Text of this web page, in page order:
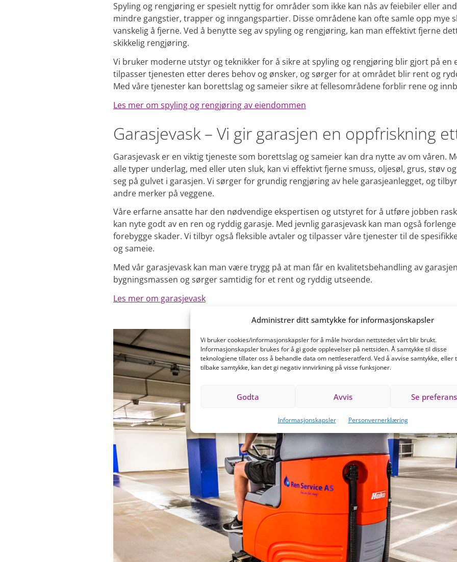
Administrer ditt samtykke for informasjonskapsler
Vi bruker cookies/informasjonskapsler for å måle hvordan nettstedet vårt blir brukt.
Informasjonskapsler brukes for å gi gode opplevelser på nettsiden. Å samtykke til disse
teknologiene tillater oss å behandle data om nettleseratferd. Ved å avvise samtykke, eller
tilbake samtykke, kan det gi negativ innvirkning på visse funksjoner.
Godta Avvis Se
Informasjonskapsler Personvernerklæring
Spyling og rengjøring er spesielt nyttig for områder som ikke kan nås av feiebiler eller
mindre gangstier, trapper og inngangspartier. Disse områdene kan ofte samle opp mye
vanskelig å fjerne. Ved å benytte seg av spyling og rengjøring, kan man effektivt fjerne
skikkelig rengjøring.
Vi bruker moderne utstyr og teknikker for å sikre at spyling og rengjøring blir gjort på en
tilpasser tjenesten etter deres behov og ønsker, og sørger for at området blir rent og
Med våre tjenester kan borettslag og sameier sikre at fellesområdene forblir rene og
Les mer om spyling og rengjøring av eiendommen
Garasjevask – Vi gir garasjen en oppfriskning
Garasjevask er en viktig tjeneste som borettslag og sameier kan dra nytte av om våren.
alle typer underlag, med eller uten sluk, kan vi effektivt fjerne smuss, oljesøl, grus, støv
seg på gulvet i garasjen. Vi sørger for grundig rengjøring av hele garasjeanlegget, og
andre merker på veggene.
Våre erfarne ansatte har den nødvendige ekspertisen og utstyret for å utføre jobben
kan nyte godt av en ren og ryddig garasje. Med jevnlig garasjevask kan man også
forebygge skader. Vi tilbyr også fleksible avtaler og tilpasser våre tjenester til de
og sameie.
Med vår garasjevask kan man være trygg på at man får en kvalitetsbehandling av
bygningsmassen og sørger samtidig for et rent og ryddig utseende.
Les mer om garasjevask